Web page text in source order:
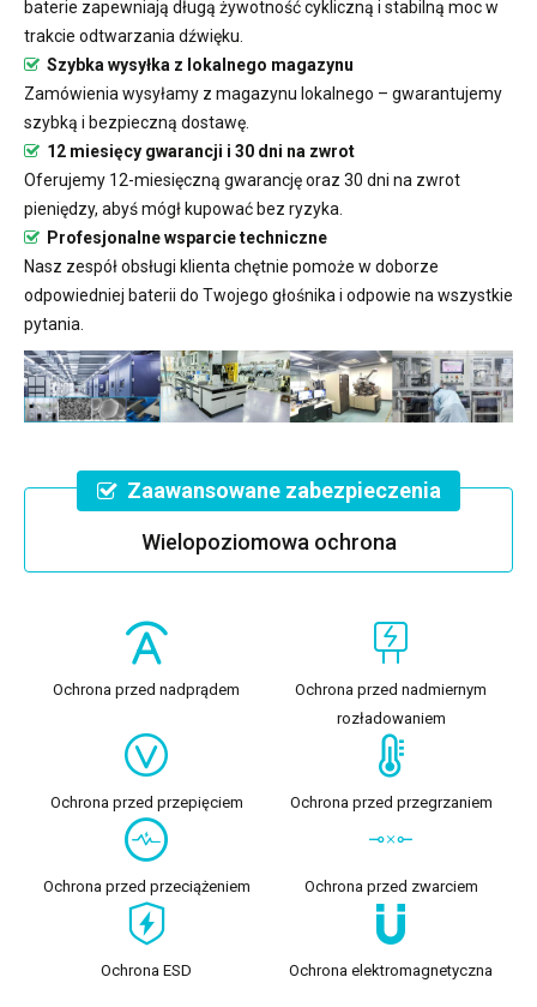
baterie zapewniają długą żywotność cykliczną i stabilną moc w
trakcie odtwarzania dźwięku.
Szybka wysyłka z lokalnego magazynu
Zamówienia wysyłamy z magazynu lokalnego – gwarantujemy
szybką i bezpieczną dostawę.
12 miesięcy gwarancji i 30 dni na zwrot
Oferujemy 12-miesięczną gwarancję oraz 30 dni na zwrot
pieniędzy, abyś mógł kupować bez ryzyka.
Profesjonalne wsparcie techniczne
Nasz zespół obsługi klienta chętnie pomoże w doborze
odpowiedniej baterii do Twojego głośnika i odpowie na wszystkie
pytania.
Zaawansowane zabezpieczenia
Wielopoziomowa ochrona
Ochrona przed nadprądem
Ochrona przed nadmiernym
rozładowaniem
Ochrona przed przepięciem Ochrona przed przegrzaniem
Ochrona przed przeciążeniem Ochrona przed zwarciem
Ochrona ESD Ochrona elektromagnetyczna